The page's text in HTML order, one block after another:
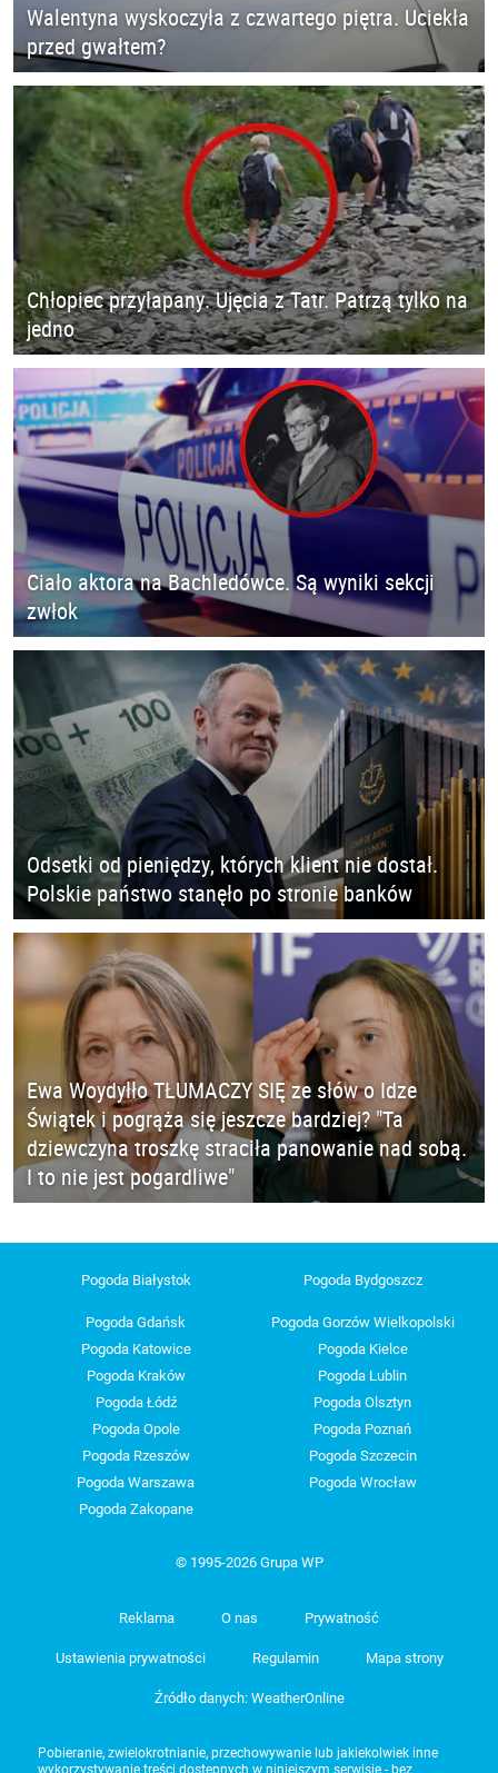
Walentyna wyskoczyła z czwartego piętra. Uciekła
przed gwałtem?
Chłopiec przyłapany. Ujęcia z Tatr. Patrzą tylko na
jedno
Ciało aktora na Bachledówce. Są wyniki sekcji
zwłok
Odsetki od pieniędzy, których klient nie dostał.
Polskie państwo stanęło po stronie banków
Ewa Woydyłło TŁUMACZY SIĘ ze słów o Idze
Świątek i pogrąża się jeszcze bardziej? "Ta
dziewczyna troszkę straciła panowanie nad sobą.
I to nie jest pogardliwe"
Pogoda Białystok Pogoda Bydgoszcz
Pogoda Gdańsk
Pogoda Gorzów Wielkopolski
Pogoda Katowice
Pogoda Kielce
Pogoda Kraków
Pogoda Lublin
Pogoda Łódź
Pogoda Olsztyn
Pogoda Opole
Pogoda Poznań
Pogoda Rzeszów
Pogoda Szczecin
Pogoda Warszawa
Pogoda Wrocław
Pogoda Zakopane
© 1995-2026 Grupa WP
Reklama O nas Prywatność
Ustawienia prywatności Regulamin Mapa strony
Źródło danych: WeatherOnline
Pobieranie, zwielokrotnianie, przechowywanie lub jakiekolwiek inne
wykorzystywanie treści dostępnych w niniejszym serwisie - bez